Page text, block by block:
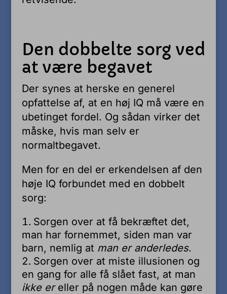
Den dobbelte sorg ved
at være begavet
Der synes at herske en generel
opfattelse af, at en høj IQ må være en
ubetinget fordel. Og sådan virker det
måske, hvis man selv er
normaltbegavet.
Men for en del er erkendelsen af den
høje IQ forbundet med en dobbelt
sorg:
Sorgen over at få bekræftet det,
man har fornemmet, siden man var
barn, nemlig at man er anderledes.
Sorgen over at miste illusionen og
en gang for alle få slået fast, at man
ikke ereller på nogen måde kan gøre